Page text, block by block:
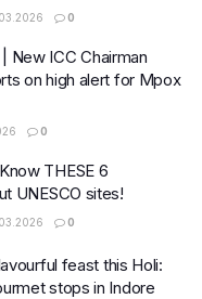
0
New ICC Chairman
on high alert for Mpox
0
THESE 6
UNESCO sites!
0
feast this Holi:
stops in Indore